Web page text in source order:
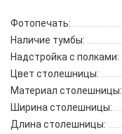
Фотопечать:
Наличие тумбы:
Надстройка с полками:
Цвет столешницы:
Материал столешницы:
Ширина столешницы:
Длина столешницы: